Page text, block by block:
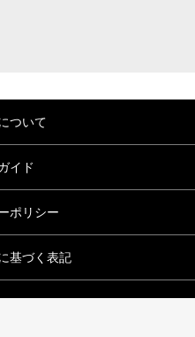
ついて
イド
ポリシー
基づく表記
について